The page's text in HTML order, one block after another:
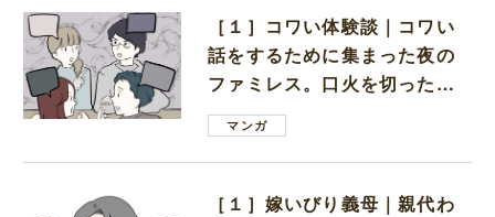
［１］コワい体験談｜コワい
話をするために集まった夜の
ファミレス。口火を切ったの
は電車好きの男の子ママ
マンガ
［１］嫁いびり義母｜親代わ